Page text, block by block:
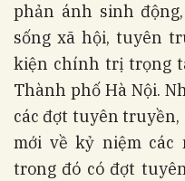
phản ánh sinh
sống xã hội, tuyên
kiện chính trị trọng
Thành phố Hà Nội.
các đợt tuyên
mới về kỷ niệm các
trong đó có đợt